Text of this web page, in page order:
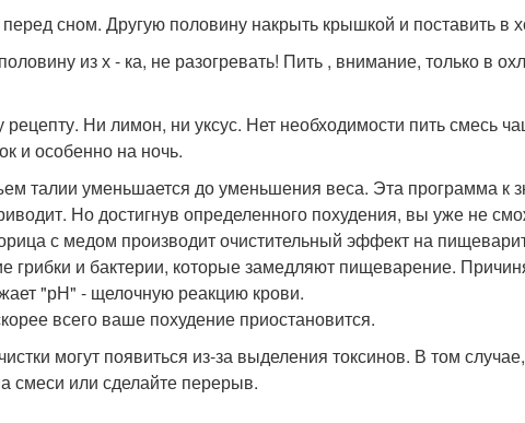
сном. Другую половину накрыть крышкой и поставить в
из х - ка, не разогревать! Пить , внимание, только в
рецепту. Ни лимон, ни уксус. Нет необходимости пить смесь
и особенно на ночь.
талии уменьшается до уменьшения веса. Эта программа к
Но достигнув определенного похудения, вы уже не
с медом производит очистительный эффект на
грибки и бактерии, которые замедляют пищеварение.
"рН" - щелочную реакцию крови.
всего ваше похудение приостановится.
могут появиться из-за выделения токсинов. В том
смеси или сделайте перерыв.